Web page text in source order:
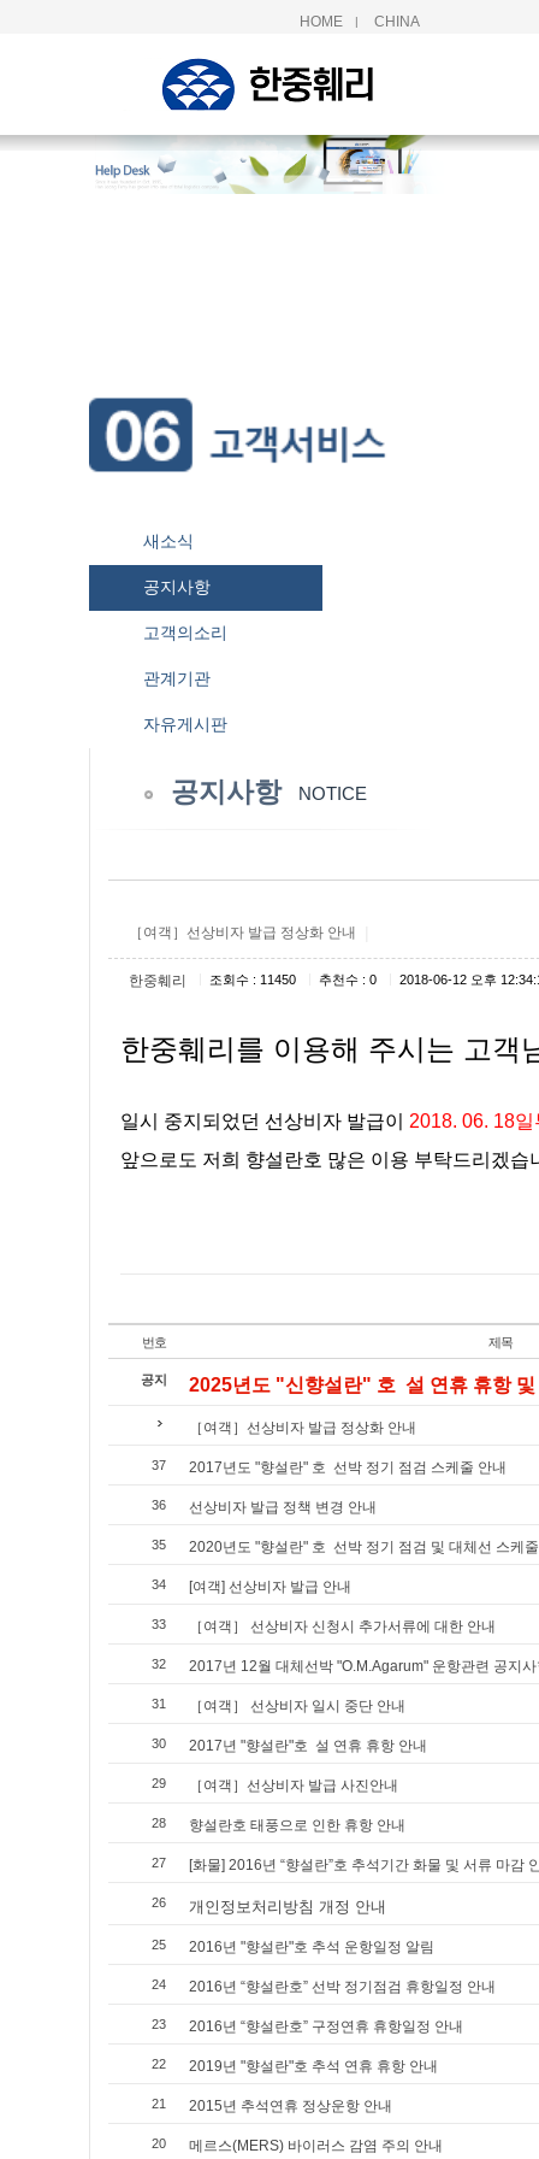
HOME | CHINA
새소식
공지사항
고객의소리
관계기관
자유게시판
공지사항 NOTICE
［여객］선상비자 발급 정상화 안내
한중훼리 조회수 : 11450 추천수 : 0 2018-06-12 오후
한중훼리를 이용해 주시는 고객
일시 중지되었던 선상비자 발급이
2018. 06. 18
앞으로도 저희 향설란호 많은 이용 부탁드리겠습
번호 제목
공지 2025년도 "신향설란" 호 설 연휴 휴항 및
［여객］선상비자 발급 정상화 안내
37 2017년도 "향설란" 호 선박 정기 점검 스케줄 안내
36 선상비자 발급 정책 변경 안내
35 2020년도 "향설란" 호 선박 정기 점검 및 대체선 스케
34 [여객] 선상비자 발급 안내
33 ［여객］ 선상비자 신청시 추가서류에 대한 안내
32 2017년 12월 대체선박 "O.M.Agarum" 운항관련 공지
31 ［여객］ 선상비자 일시 중단 안내
30 2017년 "향설란"호 설 연휴 휴항 안내
29 ［여객］선상비자 발급 사진안내
28 향설란호 태풍으로 인한 휴항 안내
27 [화물] 2016년 “향설란”호 추석기간 화물 및 서류 마감
26 개인정보처리방침 개정 안내
25 2016년 "향설란"호 추석 운항일정 알림
24 2016년 “향설란호” 선박 정기점검 휴항일정 안내
23 2016년 “향설란호” 구정연휴 휴항일정 안내
22 2019년 "향설란"호 추석 연휴 휴항 안내
21 2015년 추석연휴 정상운항 안내
20 메르스(MERS) 바이러스 감염 주의 안내